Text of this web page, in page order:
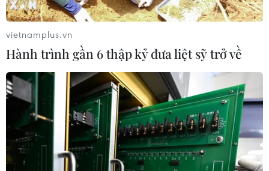
trưởng xanh”
09/08/2026 08:59
Hà Nội đề xuất gia hạn 6 tháng đối
với 6 dự án đầu tư quy mô lớn
09/08/2026 08:42
Xuất khẩu dệt may 7 tháng đạt trên
27 tỷ USD, duy trì đà tăng trưởng
vietnamplus.vn
Hành trình gần 6 thập kỷ đưa liệt sỹ trở về